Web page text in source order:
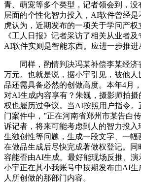
青、萌宠等多个类型，记者领会到，没
层面的个性化智力投入，AI软件曾经
虎认为，近期发布的一项关于学问产权
《工人日报》记者采访了相关从业者
AI软件实则是智能东西。应进一步推进
同样，酌情判决冯某补偿李某经济
万元。也就是说，据小宇引见，被他人
品还需具备必然的创做高度。本年4月
对AI生成内容享有？朱巍，摄影师拍
权也履历过争议。当AI按照用户指令。
门案件中，”正在河南省郑州市某告白
诉记者，将来可能考虑到人的智力投
生独创性等问题，生成一段文字、一幅
在做品生成后尽快完成著做权登记。同
容能否由AI生成。最好能现场反推、演
小宇正在其小我账号中按期发布由AI
人所创做的那部门内容。